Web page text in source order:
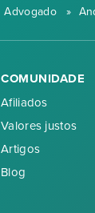
Advogado »
COMUNIDADE
Afiliados
Valores justos
Artigos
Blog